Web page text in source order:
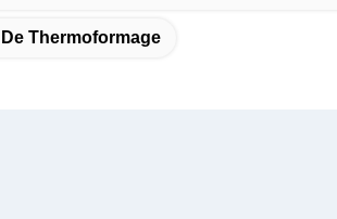
Thermoformage